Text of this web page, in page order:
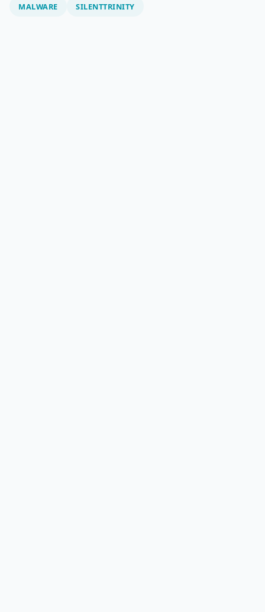
MALWARE
SILENTTRINITY